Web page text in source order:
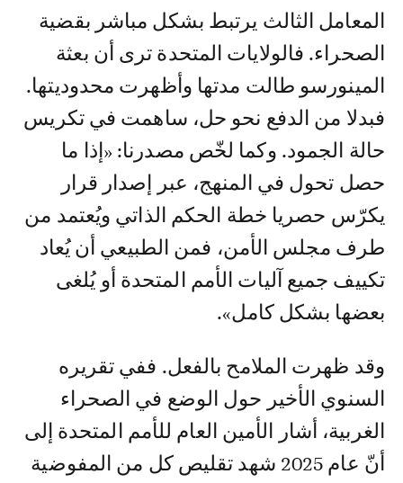
المعامل الثالث يرتبط بشكل مباشر بقضية
الصحراء. فالولايات المتحدة ترى أن بعثة
المينورسو طالت مدتها وأظهرت محدوديتها.
فبدلا من الدفع نحو حل، ساهمت في تكريس
حالة الجمود. وكما لخّص مصدرنا: «إذا ما
حصل تحول في المنهج، عبر إصدار قرار
يكرّس حصريا خطة الحكم الذاتي ويُعتمد من
طرف مجلس الأمن، فمن الطبيعي أن يُعاد
تكييف جميع آليات الأمم المتحدة أو يُلغى
بعضها بشكل كامل».
وقد ظهرت الملامح بالفعل. ففي تقريره
السنوي الأخير حول الوضع في الصحراء
الغربية، أشار الأمين العام للأمم المتحدة إلى
أنّ عام 2025 شهد تقليص كل من المفوضية